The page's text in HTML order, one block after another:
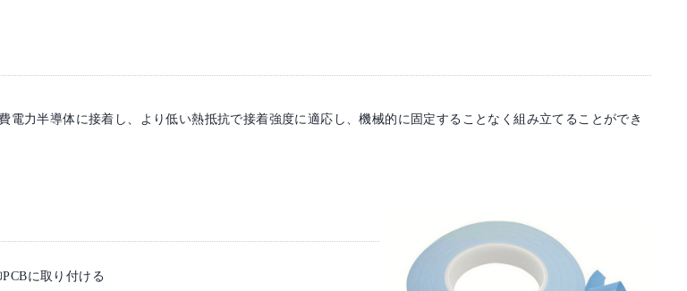
力半導体に接着し、より低い熱抵抗で接着強度に適応し、機械的に固定することなく組み立てることができ
に取り付ける